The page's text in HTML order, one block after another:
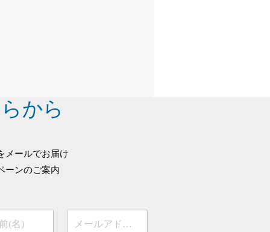
から
メールでお届け
ーンのご案内
(名) メールアドレス